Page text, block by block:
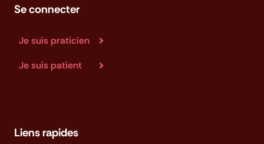
Se connecter
Je suis praticien
Je suis patient
Liens rapides